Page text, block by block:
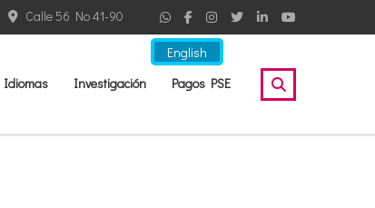
English
Calle 56 No 41-90
Idiomas Investigación Pagos PSE